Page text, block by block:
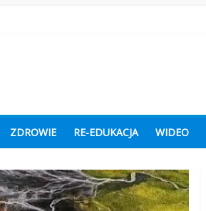
ZDROWIE RE-EDUKACJA WIDEO